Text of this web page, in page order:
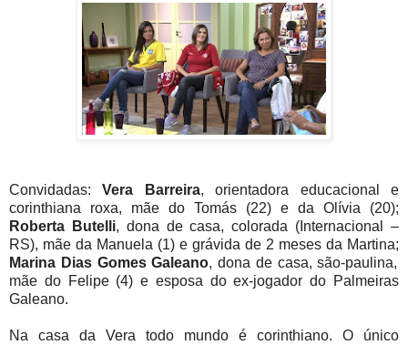
Convidadas:Vera Barreira, orientadora educacional e
corinthiana roxa, mãe do Tomás (22) e da Olívia (20);
Roberta Butelli, dona de casa, colorada (Internacional –
RS), mãe da Manuela (1) e grávida de 2 meses da Martina;
Marina Dias Gomes Galeano, dona de casa, são-paulina,
mãe do Felipe (4) e esposa do ex-jogador do Palmeiras
Galeano.
Na casa da Vera todo mundo é corinthiano. O único